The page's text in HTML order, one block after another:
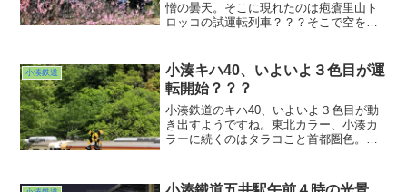
憎の曇天。そこに現れたのは疱瘡里山ト
ロッコの試運転列車？？？そこで空をカ
小湊鉄道
小湊キハ40、いよいよ３色目が運
転開始？？？
小湊鉄道のキハ40、いよいよ３色目が動
き出すようですね。東北カラー、小湊カ
ラーに続くのはタラコこと首都圏色。オ
が、まさか小湊を走ることになろうなん